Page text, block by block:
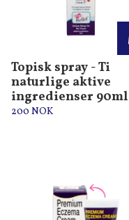
Topisk spray - Ti
naturlige aktive
ingredienser 90ml
200 NOK